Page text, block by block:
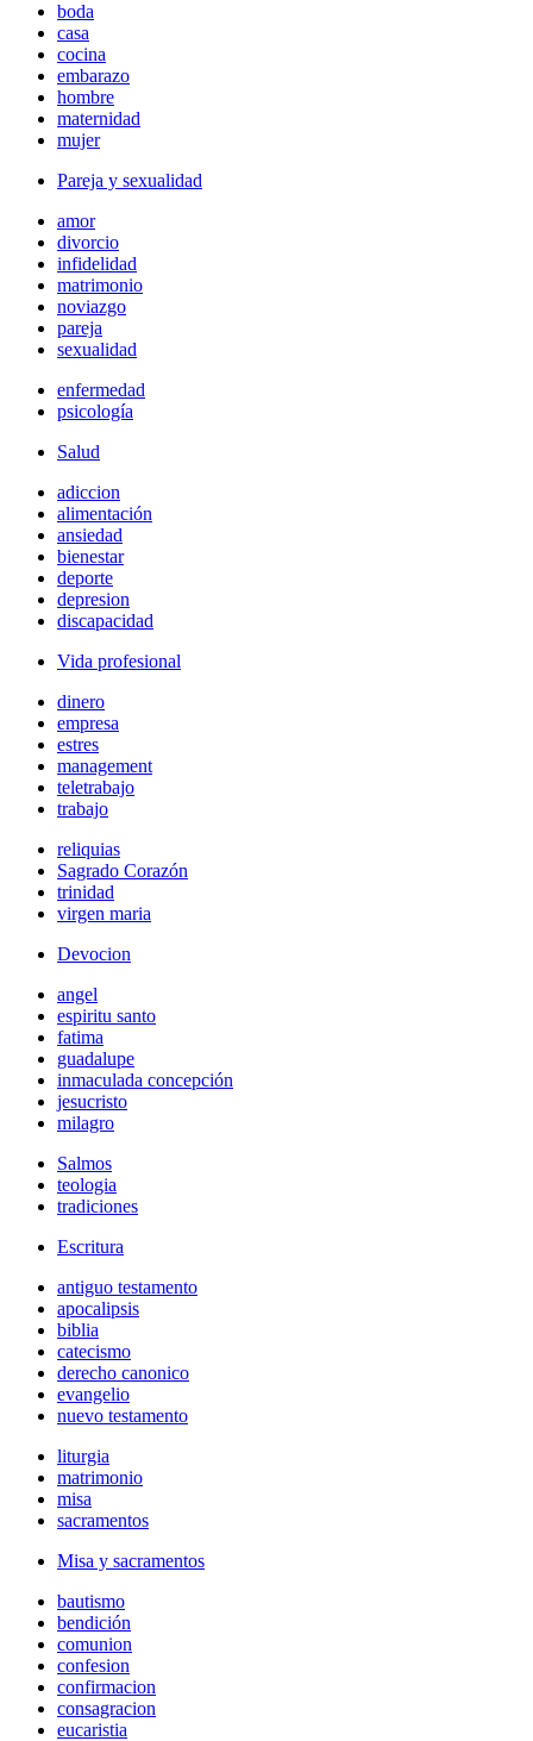
boda
casa
cocina
embarazo
hombre
maternidad
mujer
Pareja y sexualidad
amor
divorcio
infidelidad
matrimonio
noviazgo
pareja
sexualidad
enfermedad
psicología
Salud
adiccion
alimentación
ansiedad
bienestar
deporte
depresion
discapacidad
Vida profesional
dinero
empresa
estres
management
teletrabajo
trabajo
reliquias
Sagrado Corazón
trinidad
virgen maria
Devocion
angel
espiritu santo
fatima
guadalupe
inmaculada concepción
jesucristo
milagro
Salmos
teologia
tradiciones
Escritura
antiguo testamento
apocalipsis
biblia
catecismo
derecho canonico
evangelio
nuevo testamento
liturgia
matrimonio
misa
sacramentos
Misa y sacramentos
bautismo
bendición
comunion
confesion
confirmacion
consagracion
eucaristia